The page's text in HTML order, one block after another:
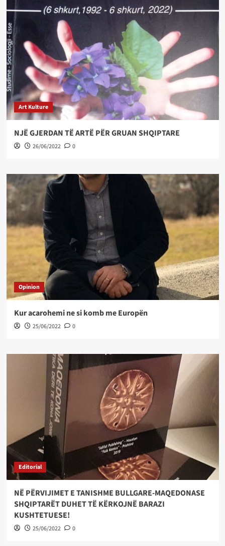
Art Kulture
NJË GJERDAN TË ARTË PËR GRUAN SHQIPTARE
26/06/2022 0
Opinion
Kur acarohemi ne si komb me Europën
25/06/2022 0
Editorial
NË PËRVIJIMET E TANISHME BULLGARE-MAQEDONASE
SHQIPTARËT DUHET TË KËRKOJNË BARAZI
KUSHTETUESE!
25/06/2022 0